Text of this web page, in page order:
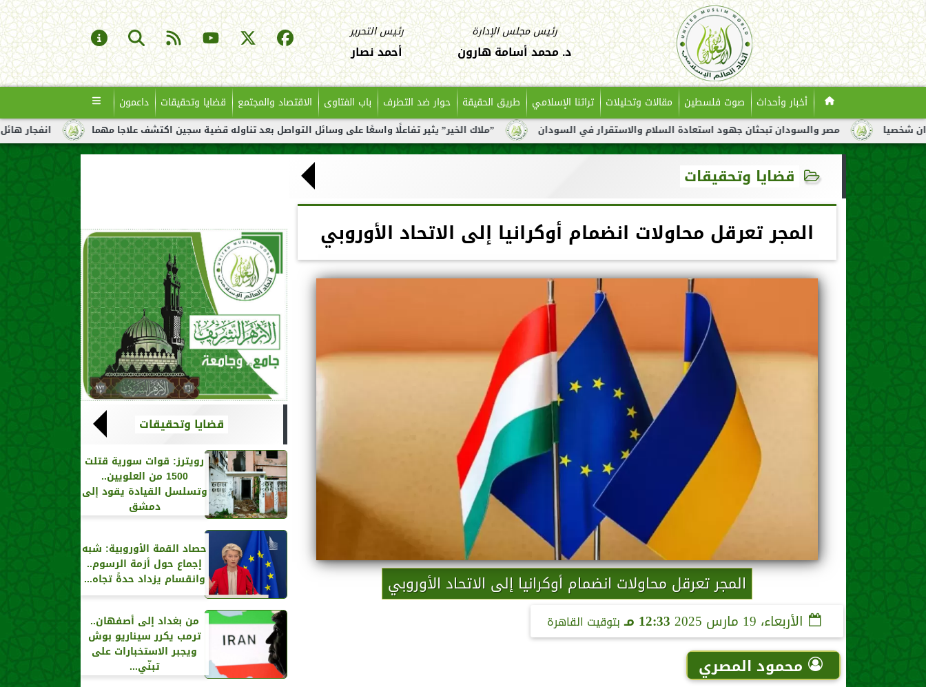
رئيس مجلس الإدارة
د. محمد أسامة هارون
رئيس التحرير
أحمد نصار
أخبار وأحداث صوت فلسطين مقالات وتحليلات تراثنا الإسلامي طريق الحقيقة حوار ضد التطرف باب الفتاوى الاقتصاد والمجتمع قضايا وتحقيقات داعمون
انفجار هائل لناقلة نفط ”ملاك الخير” يثير تفاعلًا واسعًا على وسائل التواصل بعد تناوله قضية سجين اكتشف علاجا مهما مصر والسودان تبحثان جهود استعادة السلام والاستقرار في السودان
قضايا وتحقيقات
المجر تعرقل محاولات انضمام أوكرانيا إلى الاتحاد الأوروبي
المجر تعرقل محاولات انضمام أوكرانيا إلى الاتحاد الأوروبي
الأربعاء، 19 مارس 2025 12:33 مـ بتوقيت القاهرة
محمود المصري
قضايا وتحقيقات
رويترز‏: قوات سورية قتلت
1500 من العلويين..
وتسلسل القيادة يقود إلى
دمشق
حصاد القمة الأوروبية: شبه
إجماع حول أزمة الرسوم..
وانقسام يزداد حدةً تجاه...
من بغداد إلى أصفهان..
ترمب يكرر سيناريو بوش
ويجبر الاستخبارات على
تبنّي...